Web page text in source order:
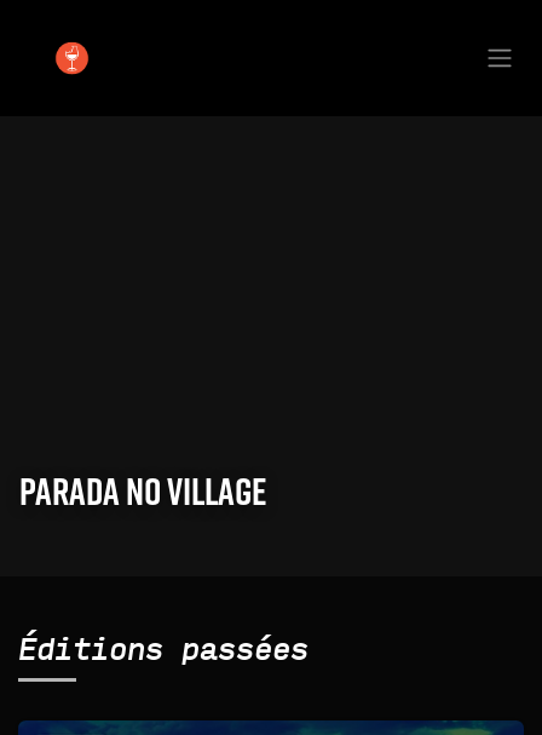
Parada No Village
Éditions passées